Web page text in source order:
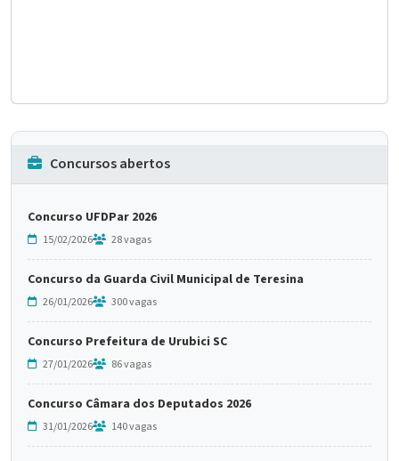
Concursos abertos
Concurso UFDPar 2026
15/02/2026 28 vagas
Concurso da Guarda Civil Municipal de Teresina
26/01/2026 300 vagas
Concurso Prefeitura de Urubici SC
27/01/2026 86 vagas
Concurso Câmara dos Deputados 2026
31/01/2026 140 vagas